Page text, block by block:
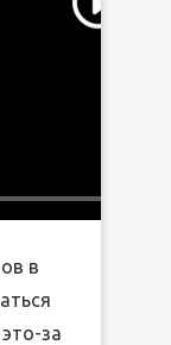
в
за